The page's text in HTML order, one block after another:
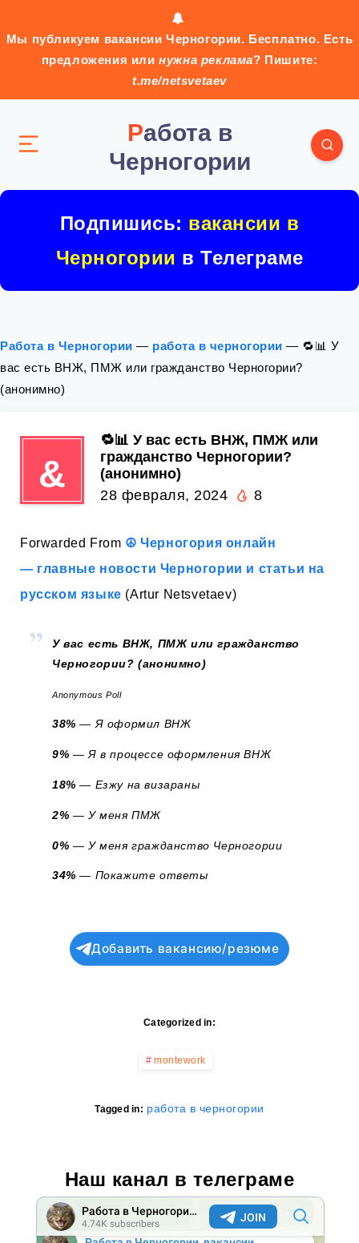
Мы публикуем вакансии Черногории. Бесплатно. Есть
предложения илинужна реклама? Пишите:
t.me/netsvetaev
Работа в
Черногории
Подпишись: вакансии в
Черногории в Телеграме
Работа в Черногории — работа в черногории — 🔁📊 У
вас есть ВНЖ, ПМЖ или гражданство Черногории?
(анонимно)
&
🔁📊 У вас есть ВНЖ, ПМЖ или
гражданство Черногории?
(анонимно)
28 февраля, 2024
8
Forwarded From ☮️ Черногория онлайн
— главные новости Черногории и статьи на
русском языке (Artur Netsvetaev)
У вас есть ВНЖ, ПМЖ или гражданство
Черногории? (анонимно)
Anonymous Poll
38% — Я оформил ВНЖ
9% — Я в процессе оформления ВНЖ
18% — Езжу на визараны
2% — У меня ПМЖ
0% — У меня гражданство Черногории
34% — Покажите ответы
Добавить вакансию/резюме
Categorized in:
montework
Tagged in: работа в черногории
Наш канал в телеграме